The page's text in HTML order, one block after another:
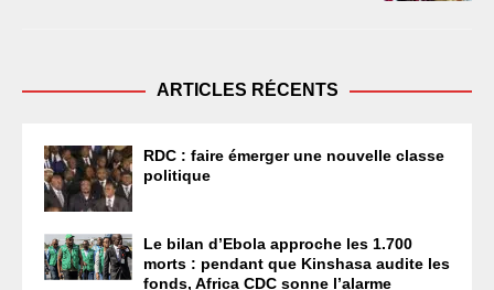
ARTICLES RÉCENTS
RDC : faire émerger une nouvelle classe
politique
Le bilan d’Ebola approche les 1.700
morts : pendant que Kinshasa audite les
fonds, Africa CDC sonne l’alarme